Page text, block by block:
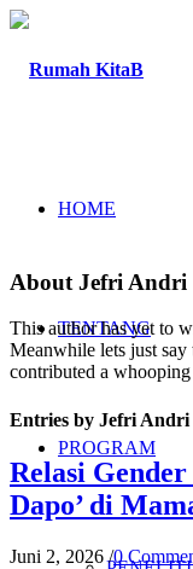
HOME
TENTANG
PROGRAM
About Jefri Andri
This author has yet to
Meanwhile lets just say
contributed a whooping
Entries by Jefri Andri
Relasi
Dapo’ di
Juni 2, 2026 /0